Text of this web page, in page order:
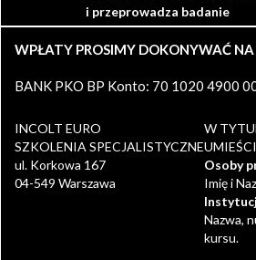
i przeprowadza badanie
WPŁATY PROSIMY DOKONYWAĆ
BANK PKO BP Konto: 70 1020 4900
INCOLT EURO
SZKOLENIA SPECJALISTYCZNE
ul. Korkowa 167
04-549 Warszawa
W
Osoby
Imię i
Nazwa,
kursu.